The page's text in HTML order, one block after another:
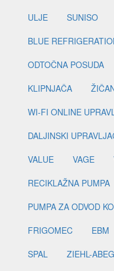
ULJE
SUNISO
BLUE
ODTOČNA POSUDA
KLIPNJAČA
WI-FI ONLINE
DALJINSKI
VALUE
VAGE
RECIKLAŽNA PUMPA
PUMPA ZA ODVOD
FRIGOMEC
EBM
SPAL
ZIEHL-